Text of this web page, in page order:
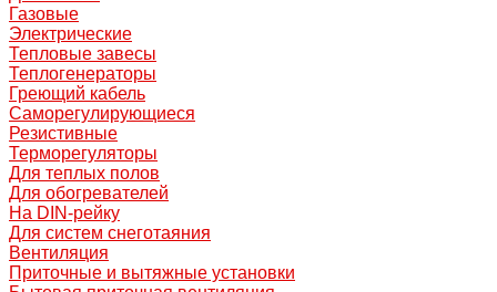
Газовые
Электрические
Тепловые завесы
Теплогенераторы
Греющий кабель
Саморегулирующиеся
Резистивные
Терморегуляторы
Для теплых полов
Для обогревателей
На DIN-рейку
Для систем снеготаяния
Вентиляция
Приточные и вытяжные установки